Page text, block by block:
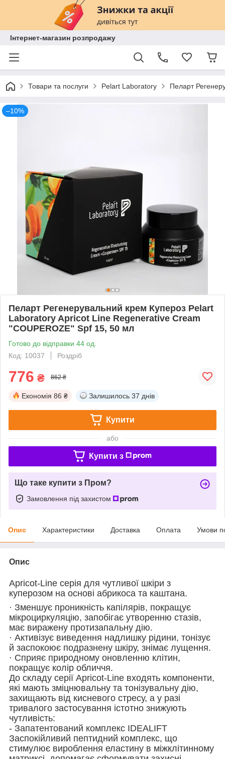
Інтернет-магазин розпродажу
Товари та послуги Pelart Laboratory Пеларт
–10%
Пеларт Регенерувальний крем Купероз Pelart
Laboratory Apricot Line Regenerative Cream
"COUPEROZE" Spf 15, 50 мл
Готово до відправки 44 од.
Код: 10037
Роздріб
776 ₴ 862 ₴
Економія 86 ₴ Залишилось 37 днів
Купити
або
Купити з
Що таке купити з Пром?
Замовлення під захистом
Опис Характеристики Доставка Оплата Умови
Опис
Apricot-Line серія для чутливої шкіри з
куперозом на основі абрикоса та каштана.
· Зменшує проникність капілярів, покращує
мікроциркуляцію, запобігає утворенню стазів,
має виражену протизапальну дію.
· Активізує виведення надлишку рідини, тонізує
й заспокоює подразнену шкіру, знімає лущення.
· Сприяє природному оновленню клітин,
покращує колір обличчя.
До складу серії Apricot-Line входять компоненти,
які мають зміцнювальну та тонізувальну дію,
захищають від кисневого стресу, а у разі
тривалого застосування істотно знижують
чутливість:
- Запатентований комплекс IDEALIFT
Заспокійливий пептидний комплекс, що
стимулює вироблення еластину в міжклітинному